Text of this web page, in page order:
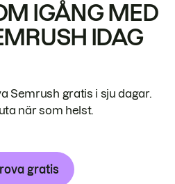
IGÅNG MED
IDAG
Semrush gratis i sju dagar.
när som helst.
gratis